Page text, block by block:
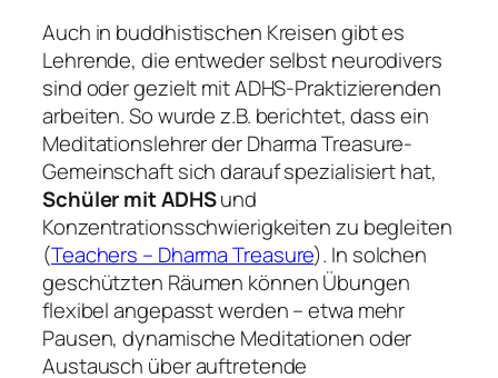
Auch in buddhistischen Kreisen gibt es
Lehrende, die entweder selbst neurodivers
sind oder gezielt mit ADHS-Praktizierenden
arbeiten. So wurde z.B. berichtet, dass ein
Meditationslehrer derDharma Treasure-
Gemeinschaft sich darauf spezialisiert hat,
Schüler mit ADHSund
Konzentrationsschwierigkeiten zu begleiten
(Teachers – Dharma Treasure). In solchen
geschützten Räumen können Übungen
flexibel angepasst werden – etwa mehr
Pausen, dynamische Meditationen oder
Austausch über auftretende